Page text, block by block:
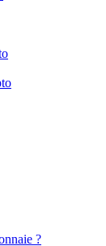
?